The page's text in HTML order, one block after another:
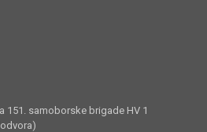
151. samoborske brigade HV 1